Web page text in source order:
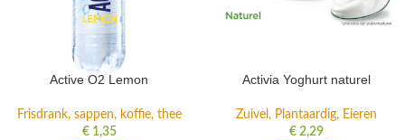
Active O2 Lemon
Frisdrank, sappen, koffie, thee
€1,35
Activia Yoghurt naturel
Zuivel, Plantaardig, Eieren
€2,29